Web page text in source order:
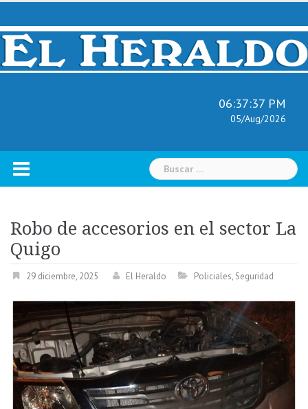
Skip
content
06:37:38 PM
05/Aug/2026
Buscar:
Robo de accesorios en el sector La
Quigo
29 diciembre, 2025 El Heraldo Policiales, Seguridad